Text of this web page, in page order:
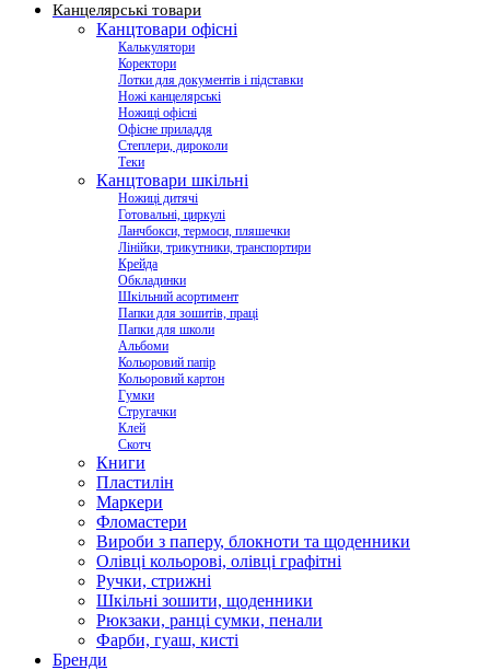
Канцелярські товари
Канцтовари офісні
Калькулятори
Коректори
Лотки для документів і підставки
Ножі канцелярські
Ножиці офісні
Офісне приладдя
Степлери, дироколи
Теки
Канцтовари шкільні
Ножиці дитячі
Готовальні, циркулі
Ланчбокси, термоси, пляшечки
Лінійки, трикутники, транспортири
Крейда
Обкладинки
Шкільний асортимент
Папки для зошитів, праці
Папки для школи
Альбоми
Кольоровий папір
Кольоровий картон
Гумки
Стругачки
Клей
Скотч
Книги
Пластилін
Маркери
Фломастери
Вироби з паперу, блокноти та щоденники
Олівці кольорові, олівці графітні
Ручки, стрижні
Шкільні зошити, щоденники
Рюкзаки, ранці сумки, пенали
Фарби, гуаш, кисті
Бренди